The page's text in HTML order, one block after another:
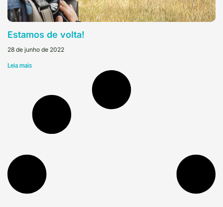
Estamos de volta!
28 de junho de 2022
Leia mais